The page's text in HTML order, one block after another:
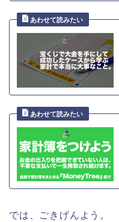
では、ごきげんよう。